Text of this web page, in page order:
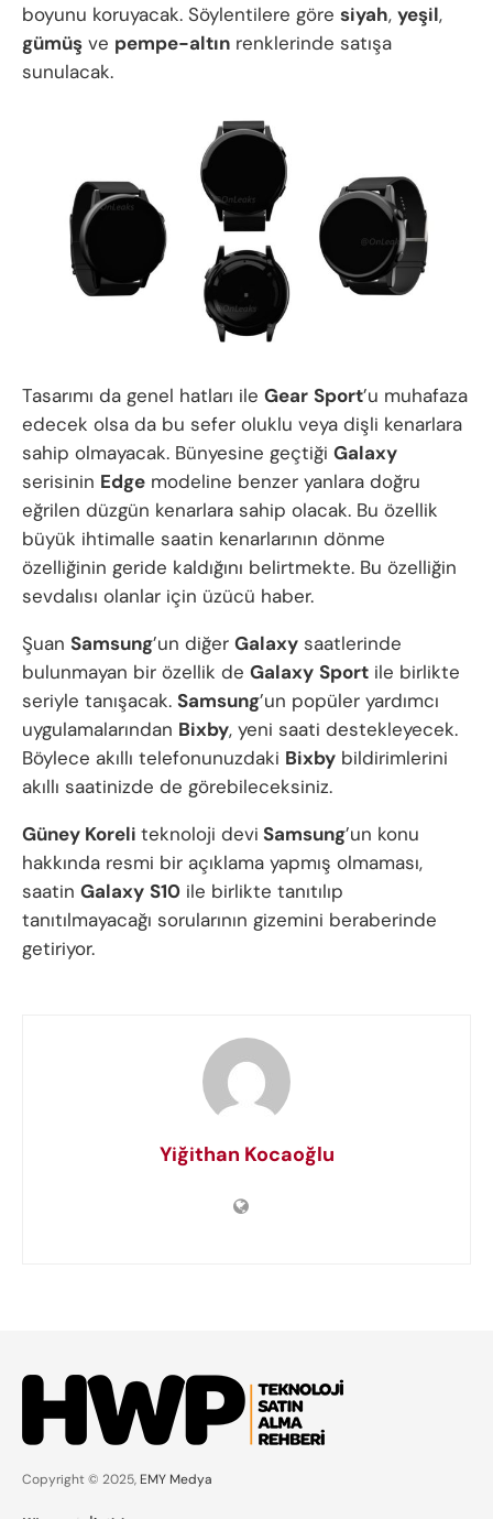
boyunu koruyacak. Söylentilere göre siyah, yeşil,
gümüş ve pempe-altın renklerinde satışa
sunulacak.
Tasarımı da genel hatları ile Gear Sport’u muhafaza
edecek olsa da bu sefer oluklu veya dişli kenarlara
sahip olmayacak. Bünyesine geçtiği Galaxy
serisinin Edge modeline benzer yanlara doğru
eğrilen düzgün kenarlara sahip olacak. Bu özellik
büyük ihtimalle saatin kenarlarının dönme
özelliğinin geride kaldığını belirtmekte. Bu özelliğin
sevdalısı olanlar için üzücü haber.
Şuan Samsung’un diğer Galaxy saatlerinde
bulunmayan bir özellik de Galaxy Sport ile birlikte
seriyle tanışacak. Samsung’un popüler yardımcı
uygulamalarından Bixby, yeni saati destekleyecek.
Böylece akıllı telefonunuzdaki Bixby bildirimlerini
akıllı saatinizde de görebileceksiniz.
Güney Koreli teknoloji devi Samsung’un konu
hakkında resmi bir açıklama yapmış olmaması,
saatin Galaxy S10 ile birlikte tanıtılıp
tanıtılmayacağı sorularının gizemini beraberinde
getiriyor.
Yiğithan Kocaoğlu
Copyright © 2025, EMY Medya